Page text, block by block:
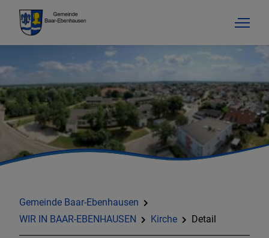
Gemeinde Baar-Ebenhausen
WIR IN BAAR-EBENHAUSEN
Kirche Detail